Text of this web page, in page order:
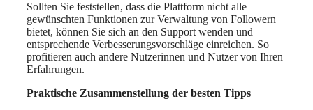
Sollten Sie feststellen, dass die Plattform nicht alle
gewünschten Funktionen zur Verwaltung von Followern
bietet, können Sie sich an den Support wenden und
entsprechende Verbesserungsvorschläge einreichen. So
profitieren auch andere Nutzerinnen und Nutzer von Ihren
Erfahrungen.
Praktische Zusammenstellung der besten Tipps